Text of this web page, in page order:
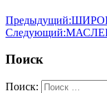
Предыдущий:
Следующий:
Поиск
Поиск: